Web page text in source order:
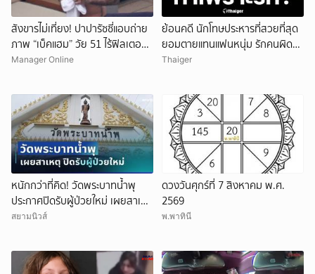
สังขารไม่เที่ยง! ปาปารัซซี่แอบถ่าย
ภาพ “เบ็คแฮม” วัย 51 ไร้ฟิลเตอร์
เผยให้เห็นผมบาง-ศีรษะล้าน
Manager Online
ย้อนคดี นักโทษประหารที่สวยที่สุด
ยอมตายแทนแฟนหนุ่ม รักคนผิด
ชีวิตดิ่งเหว
Thaiger
หนักกว่าที่คิด! วัดพระบาทน้ำพุ
ประกาศปิดรับผู้ป่วยใหม่ เผยสาเหตุ
สุดสะเทือนใจ
สยามนิวส์
ดวงวันศุกร์ที่ 7 สิงหาคม พ.ศ.
2569
พ.พาทินี